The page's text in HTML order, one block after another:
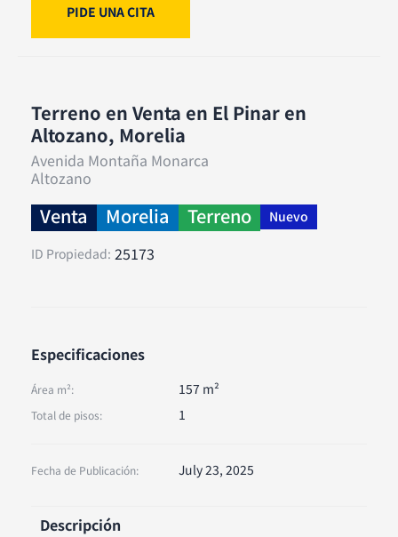
PIDE UNA CITA
Terreno en Venta en El Pinar en
Altozano, Morelia
Avenida Montaña Monarca
Altozano
Venta Morelia Terreno Nuevo
ID Propiedad: 25173
Especificaciones
Área m²: 157 m²
Total de pisos: 1
Fecha de Publicación: July 23, 2025
Descripción